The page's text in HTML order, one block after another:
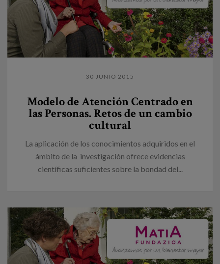
30 JUNIO 2015
Modelo de Atención Centrado en
las Personas. Retos de un cambio
cultural
La aplicación de los conocimientos adquiridos en el
ámbito de la investigación ofrece evidencias
científicas suficientes sobre la bondad del...